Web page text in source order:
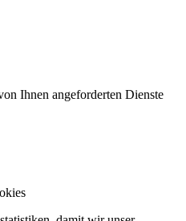
Ihnen angeforderten Dienste